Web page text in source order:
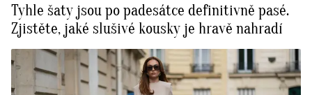
Tyhle šaty jsou po padesátce definitivně pasé.
Zjistěte, jaké slušivé kousky je hravě nahradí